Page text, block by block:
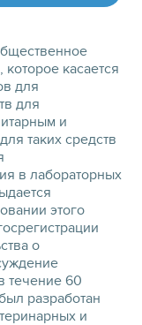
касается
для
для
и
таких средств
в лабораторных
этого
о
течение 60
разработан
и